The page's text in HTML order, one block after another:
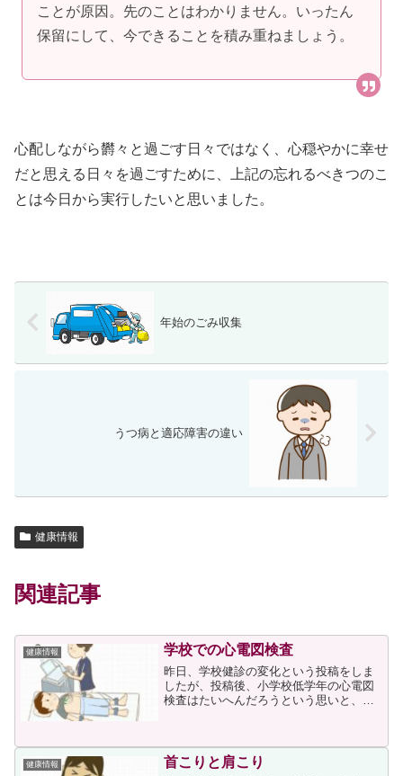
ことが原因。先のことはわかりません。いったん
保留にして、今できることを積み重ねましょう。
心配しながら欝々と過ごす日々ではなく、心穏やかに幸せ
だと思える日々を過ごすために、上記の忘れるべきつのこ
とは今日から実行したいと思いました。
年始のごみ収集
うつ病と適応障害の違い
健康情報
関連記事
健康情報 学校での心電図検査
昨日、学校健診の変化という投稿をしま
したが、投稿後、小学校低学年の心電図
検査はたいへんだろうという思いと、い
ところ、次のページを見つけました。上
ページに次が書かれていま...
健康情報 首こりと肩こり